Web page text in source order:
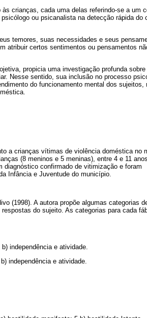
crianças, cada uma delas referindo-se a um
ou psicanalista na detecção rápida do
temores, suas necessidades e seus
atribuir certos sentimentos ou pensamentos
propicia uma investigação profunda
Nesse sentido, sua inclusão no processo
do funcionamento mental dos sujeitos,
a crianças vítimas de violência doméstica no
(8 meninos e 5 meninas), entre 4 e 11
confirmado de vitimização e foram
Infância e Juventude do município.
(1998). A autora propõe algumas categorias
do sujeito. As categorias para cada
independência e atividade.
independência e atividade.